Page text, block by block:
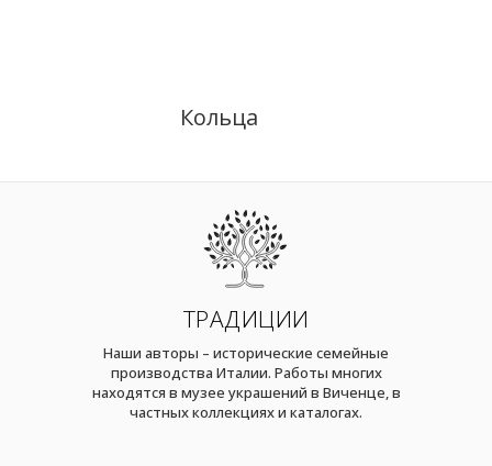
Кольца
ТРАДИЦИИ
Наши авторы – исторические семейные
производства Италии. Работы многих
находятся в музее украшений в Виченце, в
частных коллекциях и каталогах.